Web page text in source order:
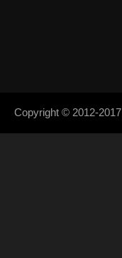
Copyright © 2012-2017